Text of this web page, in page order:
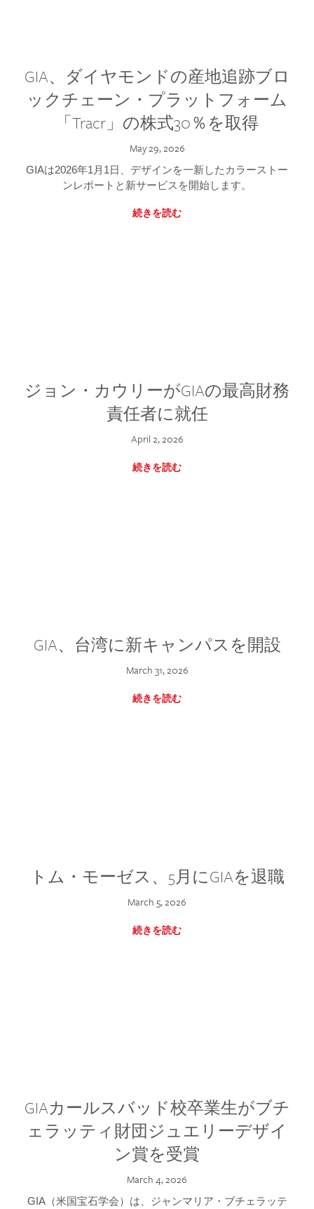
GIA、ダイヤモンドの産地追跡ブロ
ックチェーン・プラットフォーム
「Tracr」の株式30％を取得
May 29, 2026
GIAは2026年1月1日、デザインを一新したカラーストー
ンレポートと新サービスを開始します。
続きを読む
ジョン・カウリーがGIAの最高財務
責任者に就任
April 2, 2026
続きを読む
GIA、台湾に新キャンパスを開設
March 31, 2026
続きを読む
トム・モーゼス、5月にGIAを退職
March 5, 2026
続きを読む
GIAカールスバッド校卒業生がブチ
ェラッティ財団ジュエリーデザイ
ン賞を受賞
March 4, 2026
GIA（米国宝石学会）は、ジャンマリア・ブチェラッテ